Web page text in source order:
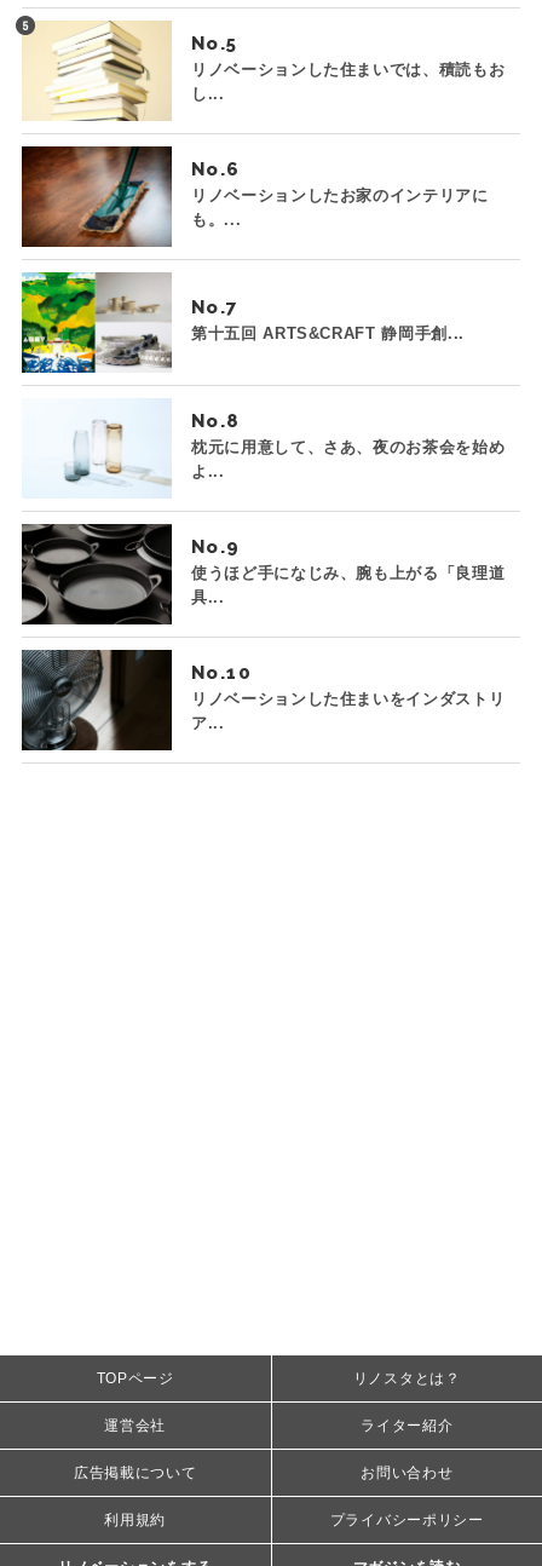
No.
リノベーションした住まいでは、積読もお
し...
No.
リノベーションしたお家のインテリアに
も。...
No.
第十五回 ARTS&CRAFT 静岡手創...
No.
枕元に用意して、さあ、夜のお茶会を始め
よ...
No.
使うほど手になじみ、腕も上がる「良理道
具...
No.
リノベーションした住まいをインダストリ
ア...
TOPページ リノスタとは？
運営会社 ライター紹介
広告掲載について お問い合わせ
利用規約 プライバシーポリシー